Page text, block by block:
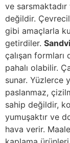
ve sarsmaktadır
değildir.
gibi amaçlarla
getirdiler.
çalışan
pahalı olabilir.
sunar. Yüzlerce
paslanmaz,
sahip değildir,
yumuşaktır ve
hava verir.